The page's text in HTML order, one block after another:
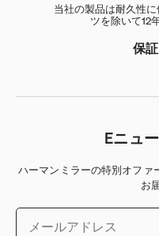
当社の製品は耐久性
ツを除いて12
保
Eニュ
ハーマンミラーの特別オファ
お